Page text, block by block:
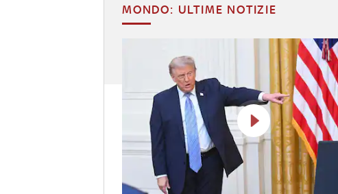
MONDO: ULTIME NOTIZIE